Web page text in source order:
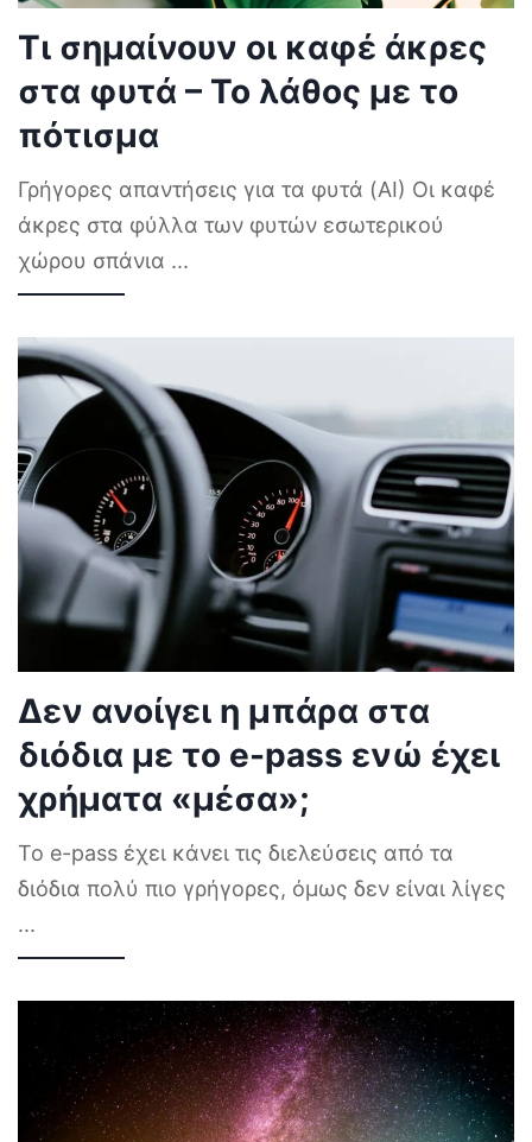
Τι σημαίνουν οι καφέ άκρες
στα φυτά – Το λάθος με το
πότισμα
Γρήγορες απαντήσεις για τα φυτά (AI) Οι καφέ
άκρες στα φύλλα των φυτών εσωτερικού
χώρου σπάνια ...
Δεν ανοίγει η μπάρα στα
διόδια με το e-pass ενώ έχει
χρήματα «μέσα»;
Το e-pass έχει κάνει τις διελεύσεις από τα
διόδια πολύ πιο γρήγορες, όμως δεν είναι λίγες
...